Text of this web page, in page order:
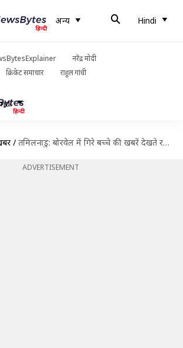
अन्य Hindi
नरेंद्र मोदी
क्रिकेट समाचार राहुल गांधी
/ तमिलनाडु: बोरवेल में गिरे बच्चे की खबरें देखते रहे मां-बाप, टब में डूबी दो वर्षीय बेटी
ADVERTISEMENT